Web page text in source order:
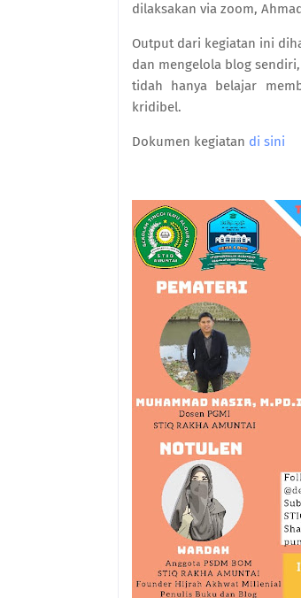
dilaksakan via zoom,
Output dari kegiatan ini
dan mengelola blog
tidah hanya belajar
kridibel.
Dokumen kegiatan di sini